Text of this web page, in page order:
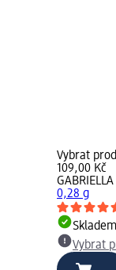
Vybrat
109,00 Kč
GABRIELLA
0,28 g
Skladem
Vybrat